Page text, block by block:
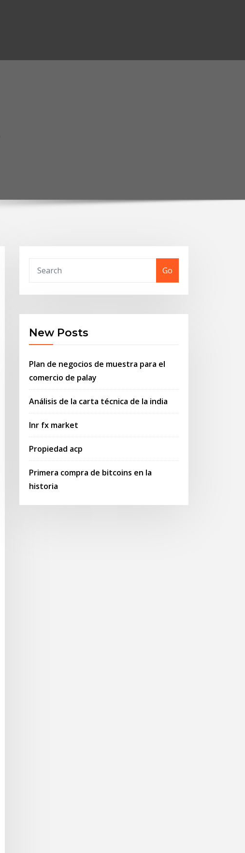
Go
New Posts
Plan de negocios de muestra para el
comercio de palay
Análisis de la carta técnica de la india
Inr fx market
Propiedad acp
Primera compra de bitcoins en la
historia